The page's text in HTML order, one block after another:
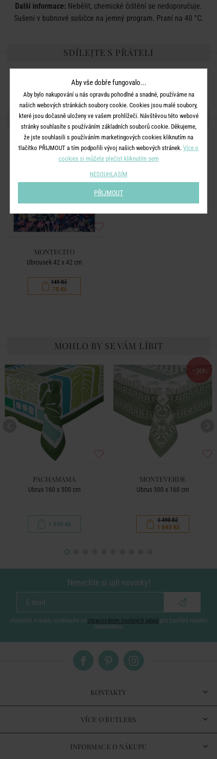
Další informace: Nebělit, chemické čištění se nedoporučuje.
Sušení v bubnové sušičce na jemný program. Praní na 40 °C.
SDÍLEJTE S PŘÁTELI
DALŠÍ PRODUKTY ZE SÉRIE
-50%
MONTECITO
Ubrousek 42 x 42 cm
149 Kč
75 Kč
MOHLO BY SE VÁM LÍBIT
PACHAMAMA
Ubrus 160 x 300 cm
1 590 Kč
-30 %
MONTEVERDE
Ubrus 300 x 160 cm
1 490 Kč
1 043 Kč
Nenechte si ujít novinky!
vložením e-mailu souhlasíte se zpracováním osobních údajů pro zasílání našeho
newsletteru
KONTAKTY
VÍCE O BUTLERS
INFORMACE O NÁKUPU
Aby vše dobře fungovalo...
Aby bylo nakupování u nás opravdu pohodlné a snadné, používáme na
našich webových stránkách soubory cookie. Cookies jsou malé soubory,
které jsou dočasně uloženy ve vašem prohlížeči. Návštěvou této webové
stránky souhlasíte s používáním základních souborů cookie. Děkujeme,
že jste souhlasili s používáním marketingových cookies kliknutím na
tlačítko PŘIJMOUT a tím podpořili vývoj našich webových stránek. Více o
cookies si můžete přečíst kliknutím sem
NESOUHLASÍM
PŘIJMOUT